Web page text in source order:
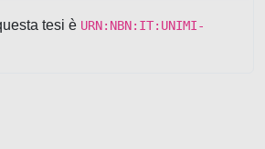
tesi è URN:NBN:IT:UNIMI-